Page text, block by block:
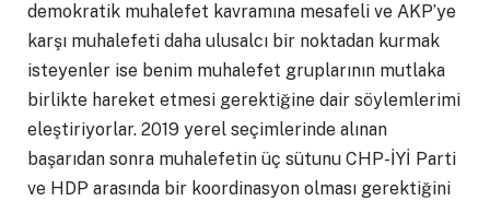
demokratik muhalefet kavramına mesafeli ve AKP’ye
karşı muhalefeti daha ulusalcı bir noktadan kurmak
isteyenler ise benim muhalefet gruplarının mutlaka
birlikte hareket etmesi gerektiğine dair söylemlerimi
eleştiriyorlar. 2019 yerel seçimlerinde alınan
başarıdan sonra muhalefetin üç sütunu CHP-İYİ Parti
ve HDP arasında bir koordinasyon olması gerektiğini